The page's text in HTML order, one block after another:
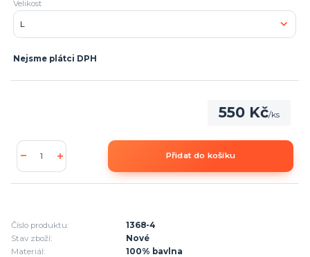
Velikost
Nejsme plátci DPH
550 Kč/ks
Přidat do košíku
Číslo produktu:
1368-4
Stav zboží:
Nové
Materiál:
100% bavlna